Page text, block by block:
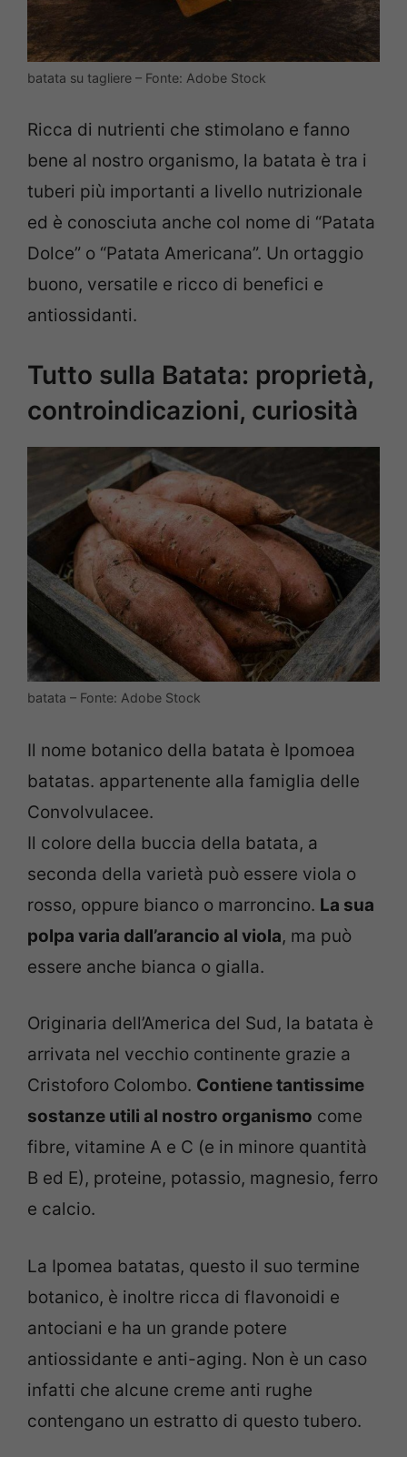
batata su tagliere – Fonte: Adobe Stock
Ricca di nutrienti che stimolano e fanno
bene al nostro organismo, la batata è tra i
tuberi più importanti a livello nutrizionale
ed è conosciuta anche col nome di “Patata
Dolce” o “Patata Americana”. Un ortaggio
buono, versatile e ricco di benefici e
antiossidanti.
Tutto sulla Batata: proprietà,
controindicazioni, curiosità
batata – Fonte: Adobe Stock
Il nome botanico della batata è Ipomoea
batatas. appartenente alla famiglia delle
Convolvulacee.
Il colore della buccia della batata, a
seconda della varietà può essere viola o
rosso, oppure bianco o marroncino. La sua
polpa varia dall’arancio al viola, ma può
essere anche bianca o gialla.
Originaria dell’America del Sud, la batata è
arrivata nel vecchio continente grazie a
Cristoforo Colombo. Contiene tantissime
sostanze utili al nostro organismo come
fibre, vitamine A e C (e in minore quantità
B ed E), proteine, potassio, magnesio, ferro
e calcio.
La Ipomea batatas, questo il suo termine
botanico, è inoltre ricca di flavonoidi e
antociani e ha un grande potere
antiossidante e anti-aging. Non è un caso
infatti che alcune creme anti rughe
contengano un estratto di questo tubero.